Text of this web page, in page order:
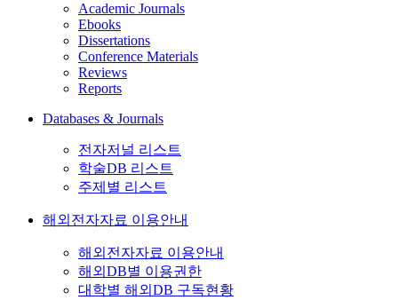
Academic Journals
Ebooks
Dissertations
Conference Materials
Reviews
Reports
Databases & Journals
전자저널 리스트
학술DB 리스트
주제별 리스트
해외전자자료 이용안내
해외전자자료 이용안내
해외DB별 이용권한
대학별 해외DB 구독현황